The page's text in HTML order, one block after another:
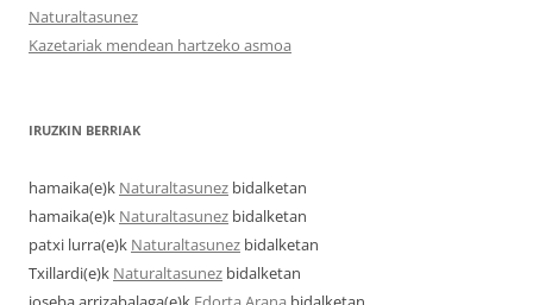
Naturaltasunez
Kazetariak mendean hartzeko asmoa
IRUZKIN BERRIAK
hamaika(e)k Naturaltasunez bidalketan
hamaika(e)k Naturaltasunez bidalketan
patxi lurra(e)k Naturaltasunez bidalketan
Txillardi(e)k Naturaltasunez bidalketan